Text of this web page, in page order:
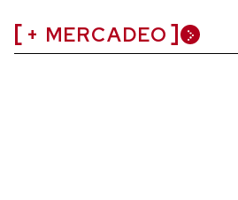
+ MERCADEO